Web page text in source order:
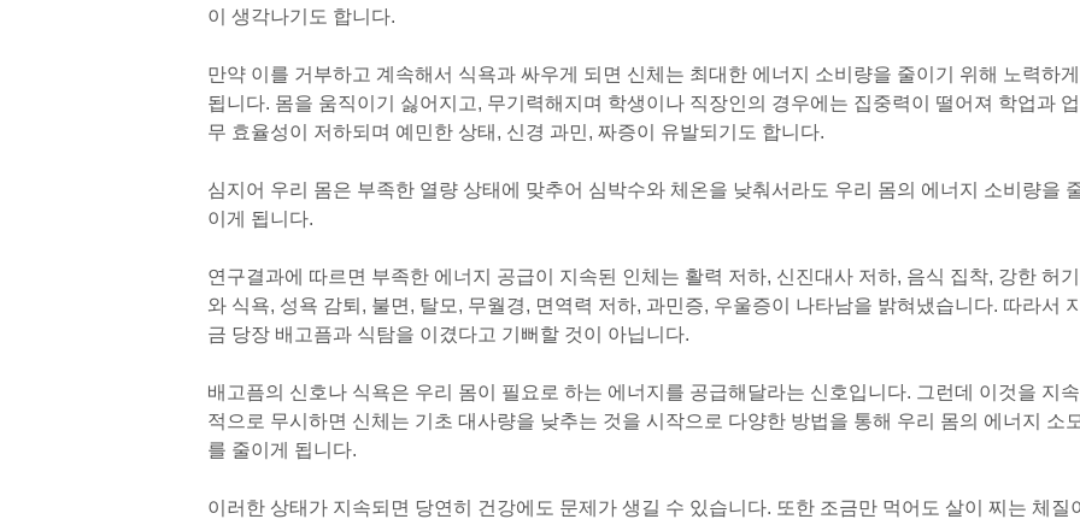
이 생각나기도 합니다.
만약 이를 거부하고 계속해서 식욕과 싸우게 되면 신체는 최대한 에너지 소비량을 줄이기 위해 노력하게
됩니다. 몸을 움직이기 싫어지고, 무기력해지며 학생이나 직장인의 경우에는 집중력이 떨어져 학업과 업
무 효율성이 저하되며 예민한 상태, 신경 과민, 짜증이 유발되기도 합니다.
심지어 우리 몸은 부족한 열량 상태에 맞추어 심박수와 체온을 낮춰서라도 우리 몸의 에너지 소비량을
이게 됩니다.
연구결과에 따르면 부족한 에너지 공급이 지속된 인체는 활력 저하, 신진대사 저하, 음식 집착, 강한 허기
와 식욕, 성욕 감퇴, 불면, 탈모, 무월경, 면역력 저하, 과민증, 우울증이 나타남을 밝혀냈습니다. 따라서
금 당장 배고픔과 식탐을 이겼다고 기뻐할 것이 아닙니다.
배고픔의 신호나 식욕은 우리 몸이 필요로 하는 에너지를 공급해달라는 신호입니다. 그런데 이것을 지속
적으로 무시하면 신체는 기초 대사량을 낮추는 것을 시작으로 다양한 방법을 통해 우리 몸의 에너지 소
를 줄이게 됩니다.
이러한 상태가 지속되면 당연히 건강에도 문제가 생길 수 있습니다. 또한 조금만 먹어도 살이 찌는 체질